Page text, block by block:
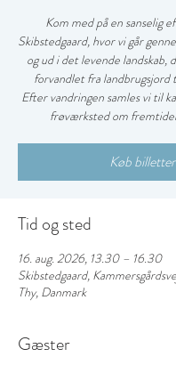
Kom med på en sanselig
Skibstedgaard, hvor vi går
og ud i det levende landskab,
forvandlet fra
Efter vandringen samles vi til
frøværksted om
Køb billetter
Tid og sted
16. aug. 2026, 13.30 – 16.30
Skibstedgaard,
Thy, Danmark
Gæster